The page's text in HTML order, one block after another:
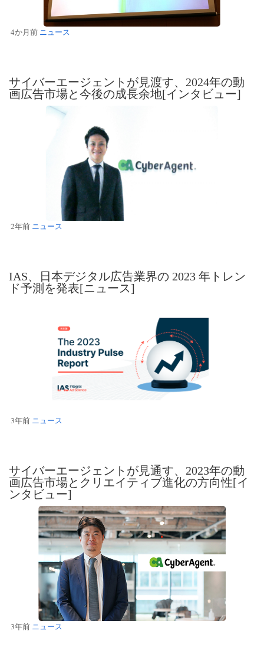
4か月前 ニュース
2年前 ニュース
サイバーエージェントが見渡す、2024年の動
画広告市場と今後の成長余地[インタビュー]
3年前 ニュース
IAS、日本デジタル広告業界の 2023 年トレン
ド予測を発表[ニュース]
3年前 ニュース
サイバーエージェントが見通す、2023年の動
画広告市場とクリエイティブ進化の方向性[イ
ンタビュー]